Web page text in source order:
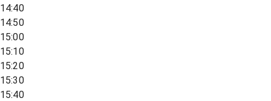
14:40
14:50
15:00
15:10
15:20
15:30
15:40